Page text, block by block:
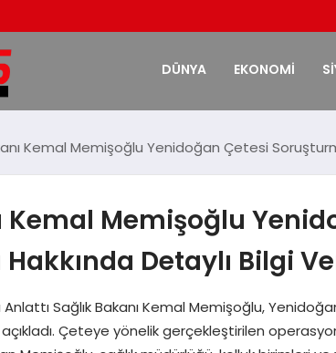
DÜNYA EKONOMİ
Kemal Memişoğlu Yenidoğan Çetesi
Kemal Memişoğlu
Detaylı Bilgi
Sağlık Bakanı Kemal Memişoğlu,
Çeteye yönelik gerçekleştirilen